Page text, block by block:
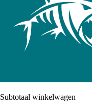
Subtotaal winkelwagen